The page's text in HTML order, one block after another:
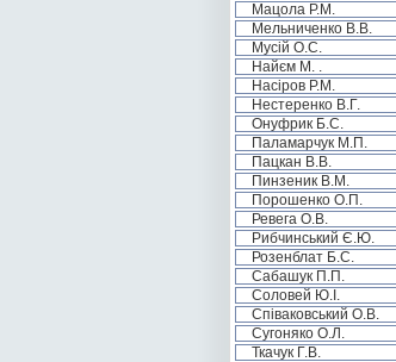
Мацола Р.М.
Мельниченко В.В.
Мусій О.С.
Найєм М. .
Насіров Р.М.
Нестеренко В.Г.
Онуфрик Б.С.
Паламарчук М.П.
Пацкан В.В.
Пинзеник В.М.
Порошенко О.П.
Ревега О.В.
Рибчинський Є.Ю.
Розенблат Б.С.
Сабашук П.П.
Соловей Ю.І.
Співаковський О.В.
Сугоняко О.Л.
Ткачук Г.В.